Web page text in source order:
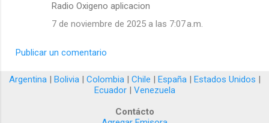
Radio Oxigeno aplicacion
7 de noviembre de 2025 a las 7:07 a.m.
Publicar un comentario
Argentina| Bolivia| Colombia| Chile | España| Estados Unidos |
Ecuador| Venezuela
Contácto